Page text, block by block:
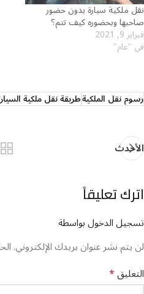
نقل ملكية سيارة بدون حضور
صاحبها وبحضوره كيف تتم؟
فبراير 9, 2021
في "عام"
رسوم نقل الملكيةطريقة نقل ملكية
الأحدث
اترك تعليقاً
تسجيل الدخول بواسطة
لن يتم نشر عنوان بريدك الإلكتروني.
التعليق*